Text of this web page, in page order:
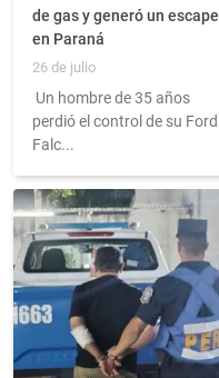
de gas y generó un escape
en Paraná
26 de julio
Un hombre de 35 años
perdió el control de su Ford
Falc...